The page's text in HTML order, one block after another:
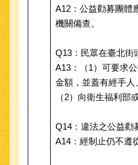
A12：公益勸募團體
機關備查。
Q13：民眾在臺北街
A13：（1）可要求
金額，並蓋有經手人
（2）向衛生福利部
Q14：違法之公益勸
A14：經制止仍不遵